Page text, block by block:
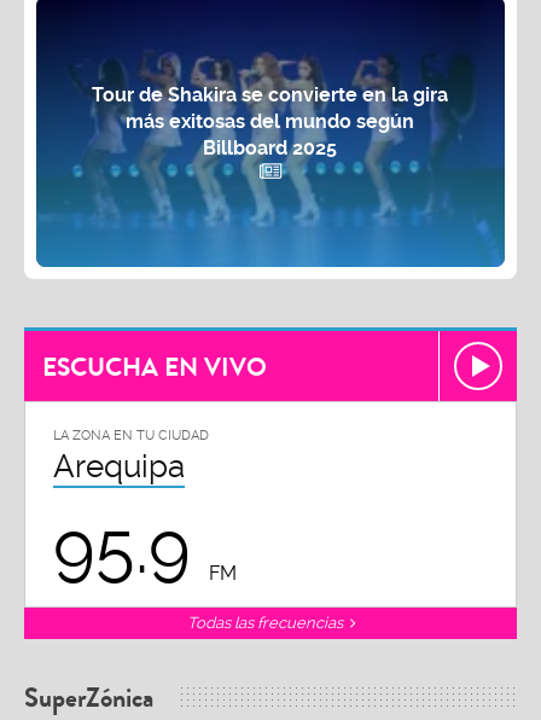
Tour de Shakira se convierte en la gira
más exitosas del mundo según
Billboard 2025
ESCUCHA EN VIVO
LA ZONA EN TU CIUDAD
Arequipa
95.9 FM
Todas las frecuencias
SuperZónica